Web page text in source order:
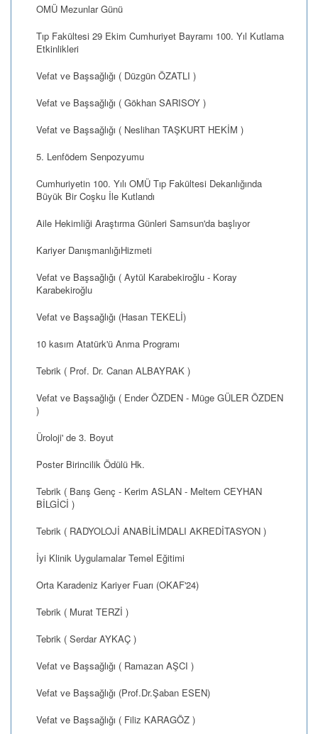
OMÜ Mezunlar Günü
Tıp Fakültesi 29 Ekim Cumhuriyet Bayramı 100. Yıl Kutlama
Etkinlikleri
Vefat ve Başsağlığı ( Düzgün ÖZATLI )
Vefat ve Başsağlığı ( Gökhan SARISOY )
Vefat ve Başsağlığı ( Neslihan TAŞKURT HEKİM )
5. Lenfödem Senpozyumu
Cumhuriyetin 100. Yılı OMÜ Tıp Fakültesi Dekanlığında
Büyük Bir Coşku İle Kutlandı
Aile Hekimliği Araştırma Günleri Samsun'da başlıyor
Kariyer DanışmanlığıHizmeti
Vefat ve Başsağlığı ( Aytül Karabekiroğlu - Koray
Karabekiroğlu
Vefat ve Başsağlığı (Hasan TEKELİ)
10 kasım Atatürk'ü Anma Programı
Tebrik ( Prof. Dr. Canan ALBAYRAK )
Vefat ve Başsağlığı ( Ender ÖZDEN - Müge GÜLER ÖZDEN
)
Üroloji' de 3. Boyut
Poster Birincilik Ödülü Hk.
Tebrik ( Barış Genç - Kerim ASLAN - Meltem CEYHAN
BİLGİCİ )
Tebrik ( RADYOLOJİ ANABİLİMDALI AKREDİTASYON )
İyi Klinik Uygulamalar Temel Eğitimi
Orta Karadeniz Kariyer Fuarı (OKAF'24)
Tebrik ( Murat TERZİ )
Tebrik ( Serdar AYKAÇ )
Vefat ve Başsağlığı ( Ramazan AŞCI )
Vefat ve Başsağlığı (Prof.Dr.Şaban ESEN)
Vefat ve Başsağlığı ( Filiz KARAGÖZ )